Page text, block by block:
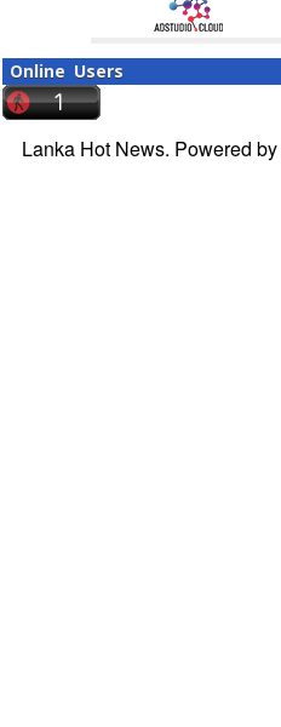
Online Users
Lanka Hot News. Powered by